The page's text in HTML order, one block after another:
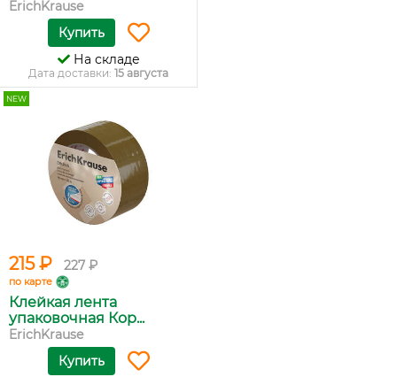
ErichKrause
Купить
На складе
Дата доставки: 15 августа
NEW
215 ₽ 227 ₽
по карте
Клейкая лента
упаковочная Кор...
ErichKrause
Купить